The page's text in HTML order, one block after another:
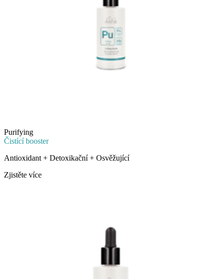
Purifying
Čistící booster
Antioxidant + Detoxikační + Osvěžující
Zjistěte více